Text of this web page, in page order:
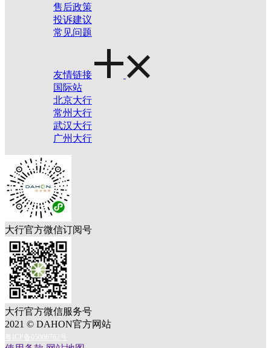
售后政策
投诉建议
常见问题
友情链接
国际站
北京大行
常州大行
武汉大行
广州大行
大行官方微信订阅号
大行官方微信服务号
2021 © DAHON官方网站
粤ICP备05066762号